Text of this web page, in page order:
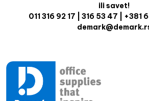
ili savet!
011 316 92 17 | 316 53 47 | +381